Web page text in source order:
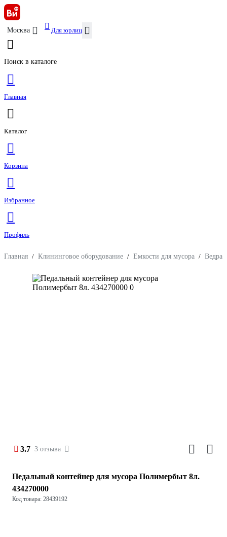
Москва Для юрлиц
Поиск в каталоге
Главная
Каталог
Корзина
Избранное
Профиль
Главная / Клининговое оборудование / Емкости для мусора / Ведра
3.7 3 отзыва
Педальный контейнер для мусора Полимербыт 8л.
434270000
Код товара: 28439192